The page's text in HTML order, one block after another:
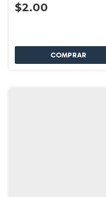
$2.00